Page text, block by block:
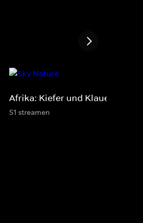
Afrika: Kiefer und Klauen
S1 streamen